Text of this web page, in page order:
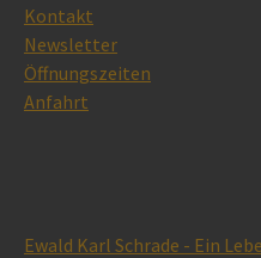
Kontakt
Newsletter
Öffnungszeiten
Anfahrt
Ewald Karl Schrade - Ein